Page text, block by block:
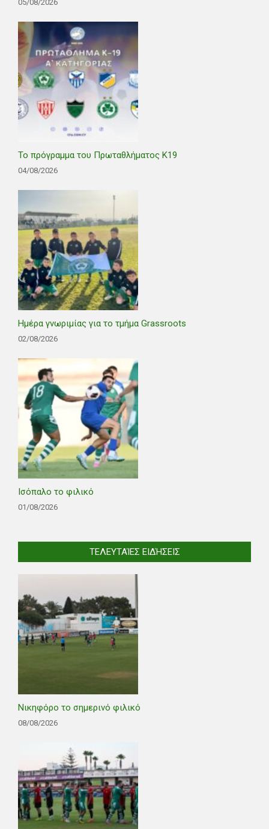
05/08/2026
Το πρόγραμμα του Πρωταθλήματος Κ19
04/08/2026
Ημέρα γνωριμίας για το τμήμα Grassroots
02/08/2026
Ισόπαλο το φιλικό
01/08/2026
ΤΕΛΕΥΤΑΊΕΣ ΕΙΔΉΣΕΙΣ
Νικηφόρο το σημερινό φιλικό
08/08/2026